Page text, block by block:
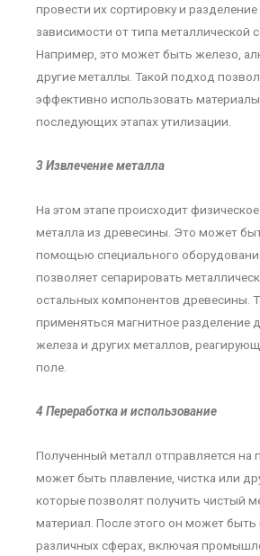
провести их сортировку и разделение
зависимости от типа металлической
Например, это может быть железо,
другие металлы. Такой подход
эффективно использовать
последующих этапах утилизации.
3 Извлечение металла
На этом этапе происходит
металла из древесины. Это может
помощью специального
позволяет сепарировать
остальных компонентов древесины.
применяться магнитное разделение
железа и других металлов,
поле.
4 Переработка и использование
Полученный металл отправляется на
может быть плавление, чистка или
которые позволят получить чистый
материал. После этого он может быть
различных сферах, включая